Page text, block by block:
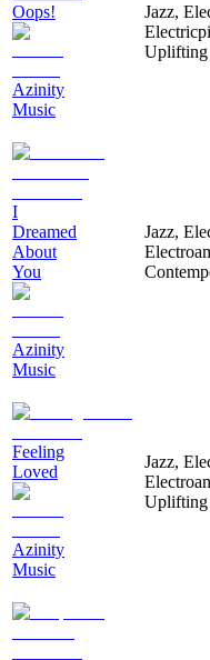
Oops!
Azinity
Music
Jazz,
Uplifting
I
Dreamed
About
You
Azinity
Music
Jazz,
Feeling
Loved
Azinity
Music
Jazz,
Uplifting